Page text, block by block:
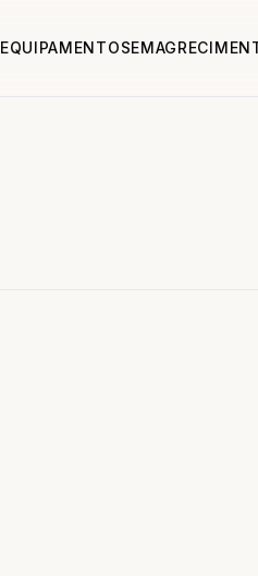
EQUIPAMENTOS